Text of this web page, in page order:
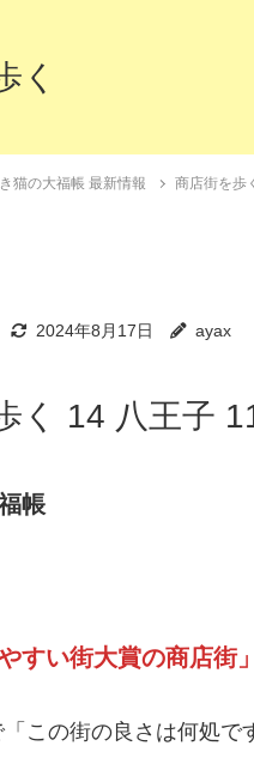
く
猫の大福帳 最新情報 商店街を歩
2024年8月17日
ayax
く 14 八王子
帳
すい街大賞の商店街」
この街の良さは何処で